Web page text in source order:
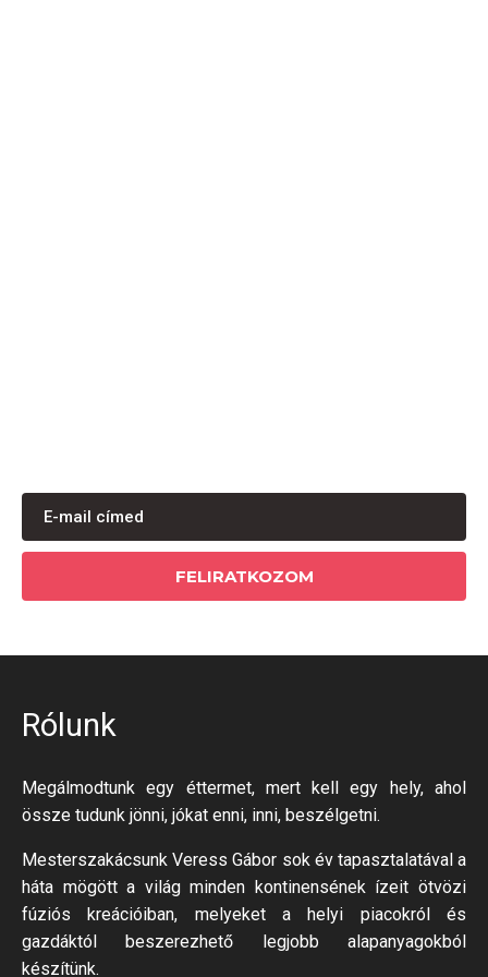
FELIRATKOZOM
Rólunk
Megálmodtunk egy éttermet, mert kell egy hely, ahol
össze tudunk jönni, jókat enni, inni, beszélgetni.
Mesterszakácsunk Veress Gábor sok év tapasztalatával a
háta mögött a világ minden kontinensének ízeit ötvözi
fúziós kreációiban, melyeket a helyi piacokról és
gazdáktól beszerezhető legjobb alapanyagokból
készítünk.